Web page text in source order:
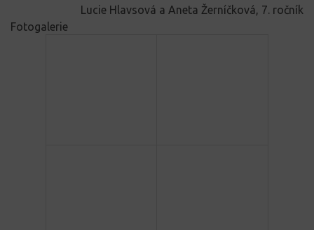
Lucie Hlavsová a Aneta Žerníčková, 7. ročník
Fotogalerie